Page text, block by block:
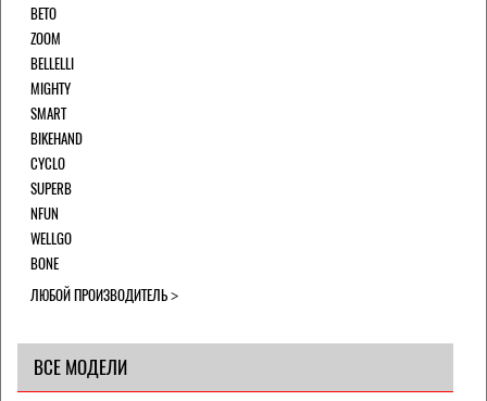
BETO
ZOOM
BELLELLI
MIGHTY
SMART
BIKEHAND
CYCLO
SUPERB
NFUN
WELLGO
BONE
ЛЮБОЙ ПРОИЗВОДИТЕЛЬ
ВСЕ МОДЕЛИ